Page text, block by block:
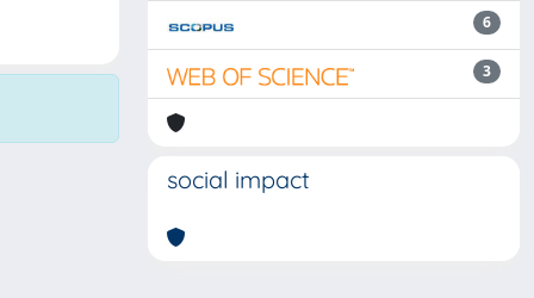
6
3
social impact